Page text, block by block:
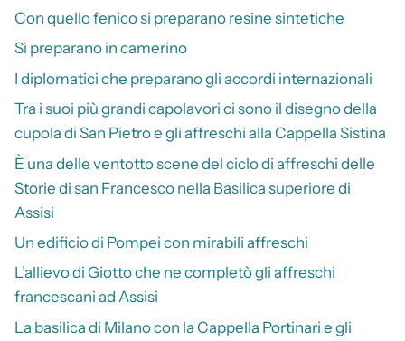
Con quello fenico si preparano resine sintetiche
Si preparano in camerino
I diplomatici che preparano gli accordi internazionali
Tra i suoi più grandi capolavori ci sono il disegno della
cupola di San Pietro e gli affreschi alla Cappella Sistina
È una delle ventotto scene del ciclo di affreschi delle
Storie di san Francesco nella Basilica superiore di
Assisi
Un edificio di Pompei con mirabili affreschi
L’allievo di Giotto che ne completò gli affreschi
francescani ad Assisi
La basilica di Milano con la Cappella Portinari e gli